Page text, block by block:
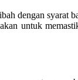
dengan
untuk